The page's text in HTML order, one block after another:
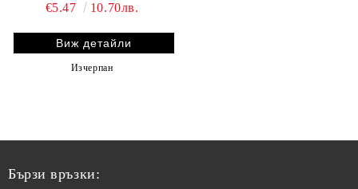
€5.47
10.70лв.
Виж детайли
Изчерпан
Бързи връзки: